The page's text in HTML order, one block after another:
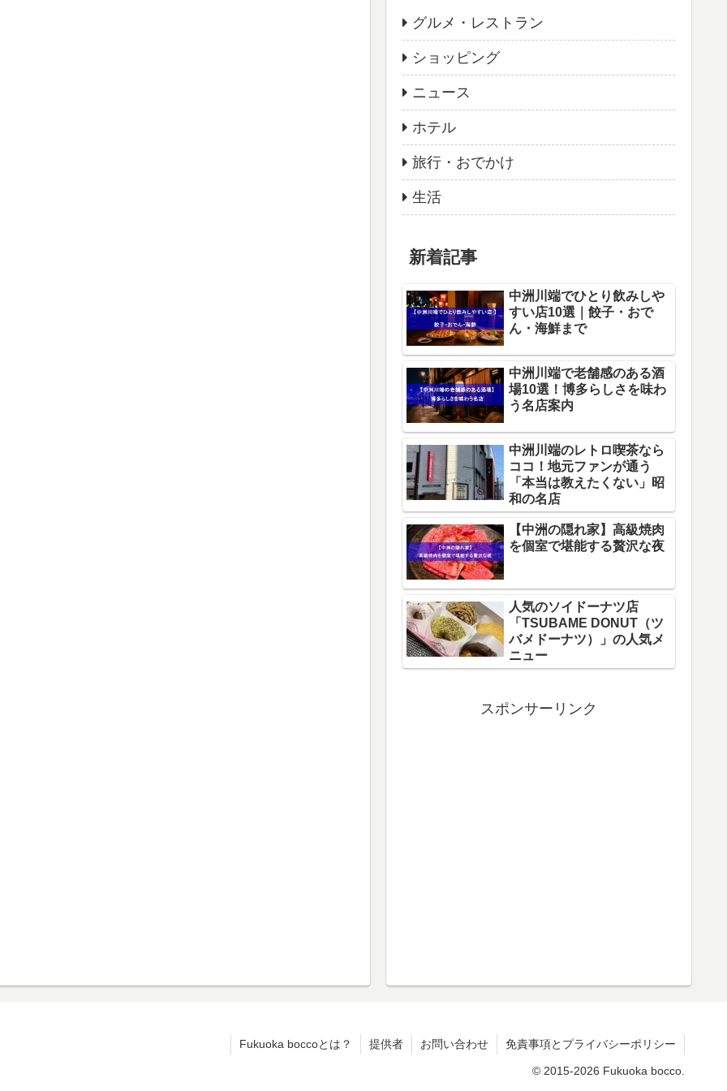
グルメ・レストラン
ショッピング
ニュース
ホテル
旅行・おでかけ
生活
新着記事
中洲川端でひとり飲みしや
すい店10選｜餃子・おで
ん・海鮮まで
中洲川端で老舗感のある酒
場10選！博多らしさを味わ
う名店案内
中洲川端のレトロ喫茶なら
ココ！地元ファンが通う
「本当は教えたくない」昭
和の名店
【中洲の隠れ家】高級焼肉
を個室で堪能する贅沢な夜
人気のソイドーナツ店
「TSUBAME DONUT（ツ
バメドーナツ）」の人気メ
ニュー
スポンサーリンク
Fukuoka boccoとは？ 提供者 お問い合わせ 免責事項とプライバシーポリシー
© 2015-2026 Fukuoka bocco.